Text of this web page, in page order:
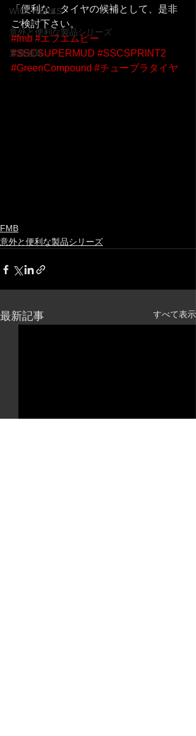
WICKWERKS
意外と便利な製品シリーズ
業務連絡
「便利な」タイヤの候補として、是非
ご検討下さい。
#fmb #エフエムビー
#SSCSUPERMUD #SSCSPRINT2
#GreenCompound #チューブラタイヤ
FMB
意外と便利な製品シリーズ
最新記事 すべて表示